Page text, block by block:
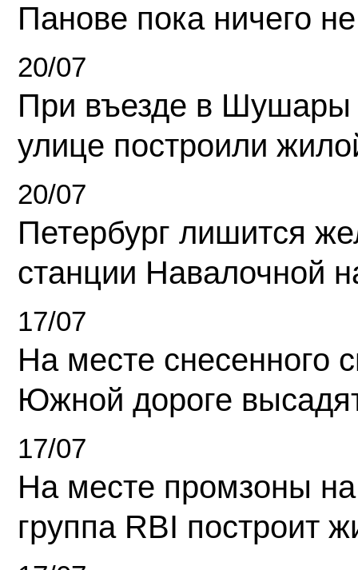
Панове пока ничего
20/07
При въезде в Шушары
улице построили
20/07
Петербург лишится
станции Навалочной
17/07
На месте снесенного
Южной дороге
17/07
На месте промзоны
группа RBI построит